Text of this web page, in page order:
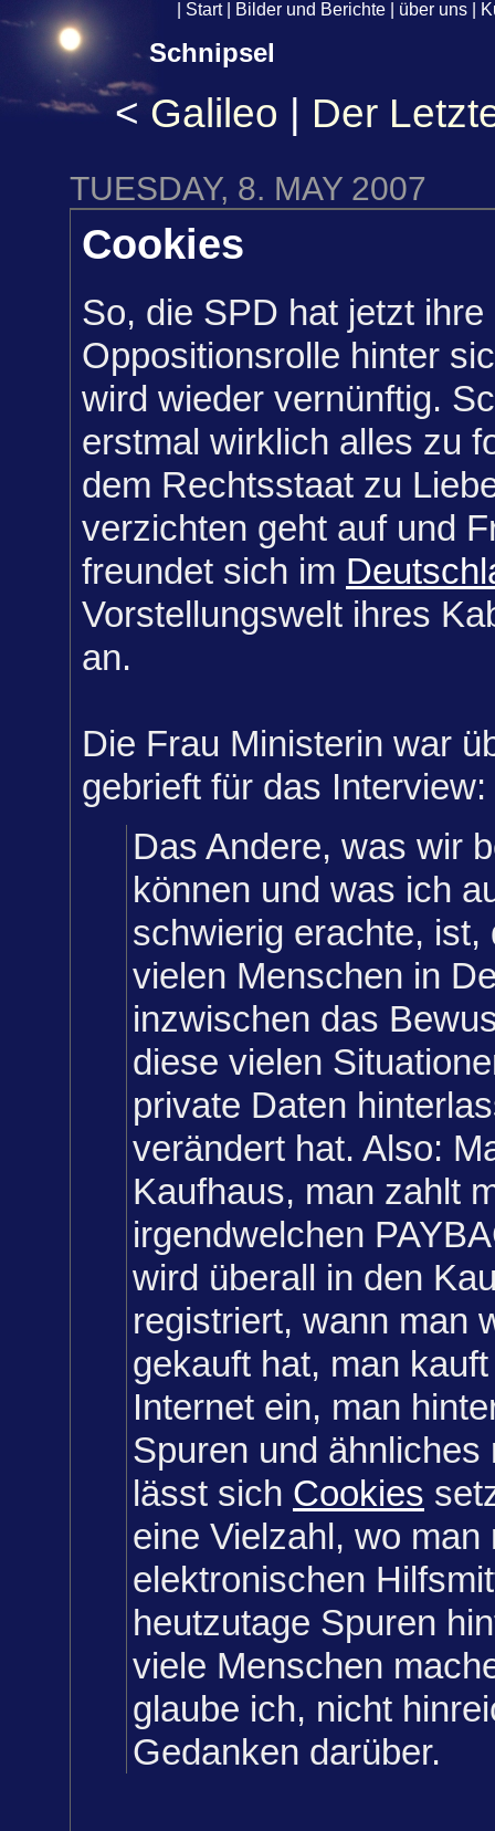
Start| Bilder und Berichte über uns
Schnipsel
< Galileo | Der
TUESDAY, 8. MAY 2007
Cookies
So, die SPD hat jetzt
Oppositionsrolle hinter
wird wieder vernünftig.
erstmal wirklich alles zu
dem Rechtsstaat zu
verzichten geht auf und
freundet sich im
Vorstellungswelt ihres
an.
Die Frau Ministerin war
gebrieft für das Interview:
Das Andere, was wir
können und was ich
schwierig erachte, ist,
vielen Menschen in
inzwischen das
diese vielen
private Daten
verändert hat. Also:
Kaufhaus, man zahlt
irgendwelchen
wird überall in den
registriert, wann man
gekauft hat, man
Internet ein, man
Spuren und ähnliches
lässt sich Cookies
eine Vielzahl, wo man
elektronischen
heutzutage Spuren
viele Menschen
glaube ich, nicht
Gedanken darüber.